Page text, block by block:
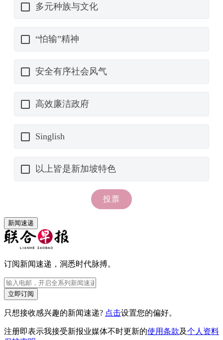
新闻速递
订阅新闻速递，洞悉时代脉搏。
立即订阅
只想接收感兴趣的新闻速递? 点击设置您的偏好。
注册即表示我接受新报业媒体不时更新的使用条款及个人资料